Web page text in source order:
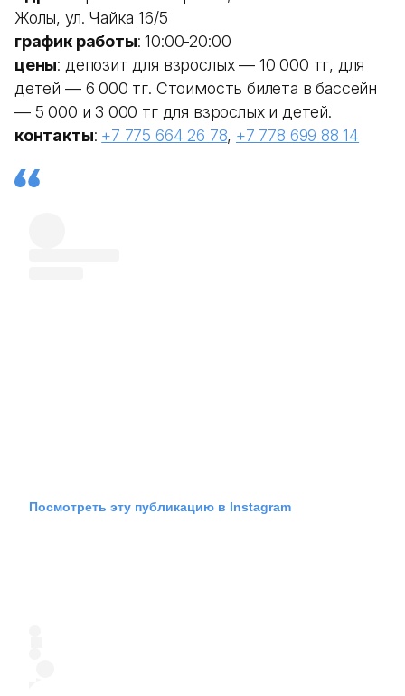
Жолы, ул. Чайка 16/5
график работы: 10:00-20:00
цены: депозит для взрослых — 10 000 тг, для
детей — 6 000 тг. Стоимость билета в бассейн
— 5 000 и 3 000 тг для взрослых и детей.
контакты: +7 775 664 26 78, +7 778 699 88 14
Посмотреть эту публикацию в Instagram